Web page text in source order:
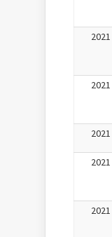
2021
2021
2021
2021
2021